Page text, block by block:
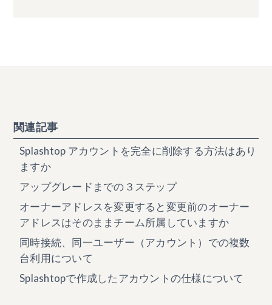
関連記事
Splashtop アカウントを完全に削除する方法はあり
ますか
アップグレードまでの３ステップ
オーナーアドレスを変更すると変更前のオーナー
アドレスはそのままチーム所属していますか
同時接続、同一ユーザー（アカウント）での複数
台利用について
Splashtopで作成したアカウントの仕様について